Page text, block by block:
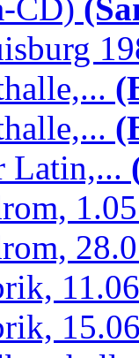
CD)
Latin,...